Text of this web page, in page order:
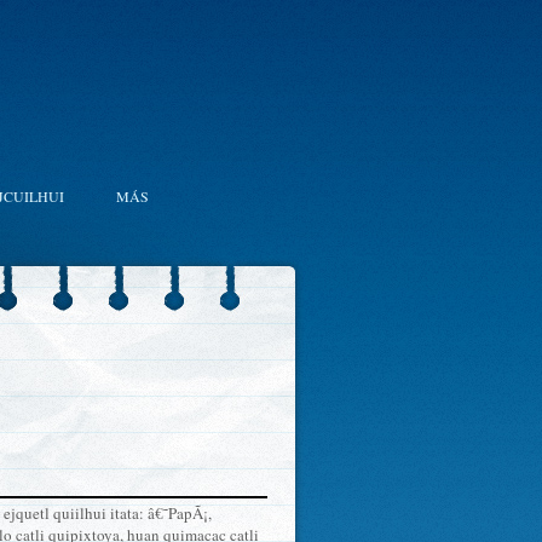
MÁS
quiilhui itata: â€˜PapÃ¡,
catli quipixtoya, huan quimacac catli